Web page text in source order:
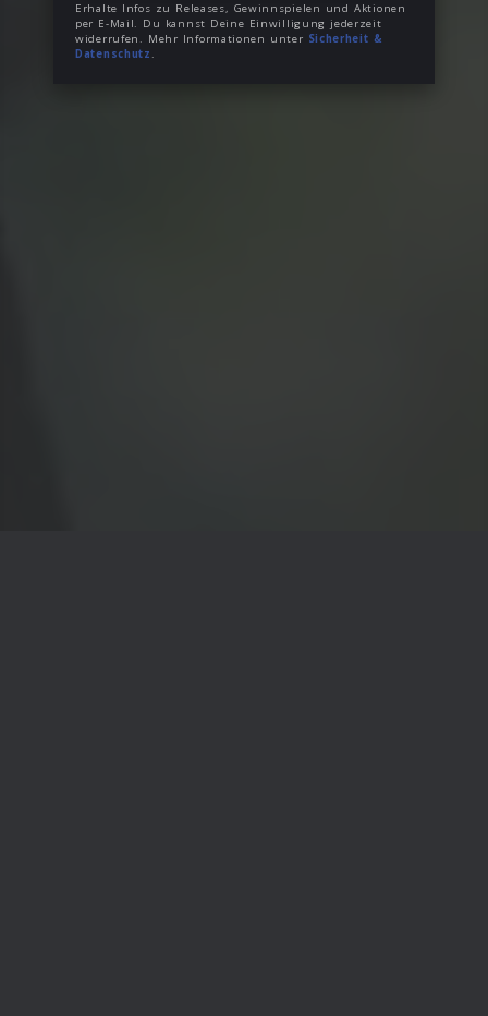
Erhalte Infos zu Releases, Gewinnspielen und Aktionen
per E-Mail. Du kannst Deine Einwilligung jederzeit
widerrufen. Mehr Informationen unter Sicherheit &
Datenschutz .